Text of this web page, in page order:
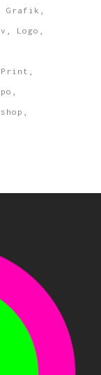
Grafik
Logo
Print